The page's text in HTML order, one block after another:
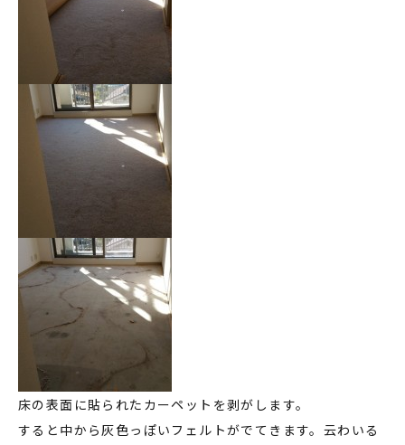
床の表面に貼られたカーペットを剥がします。
すると中から灰色っぽいフェルトがでてきます。云わいる